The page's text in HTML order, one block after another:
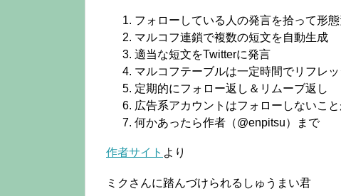
フォローしている人の発言を拾って形
マルコフ連鎖で複数の短文を自動生成
適当な短文をTwitterに発言
マルコフテーブルは一定時間でリフレッ
定期的にフォロー返し＆リムーブ返し
広告系アカウントはフォローしないこ
何かあったら作者（@enpitsu）まで
作者サイト より
ミクさんに踏んづけられるしゅうまい君